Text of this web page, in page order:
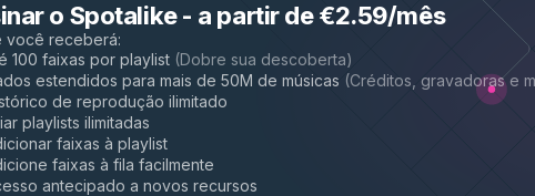
o Spotalike- a partir de €2.59/mês
você receberá:
100 faixas por playlist (Dobre sua descoberta)
estendidos para mais de 50M de músicas (Créditos, gravadoras e
de reprodução ilimitado
playlists ilimitadas
faixas à playlist
faixas à fila facilmente
antecipado a novos recursos